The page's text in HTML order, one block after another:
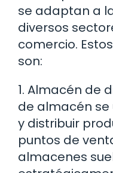
se adaptan a
diversos
comercio.
son:
1. Almacén de
de almacén
y distribuir
puntos de
almacenes